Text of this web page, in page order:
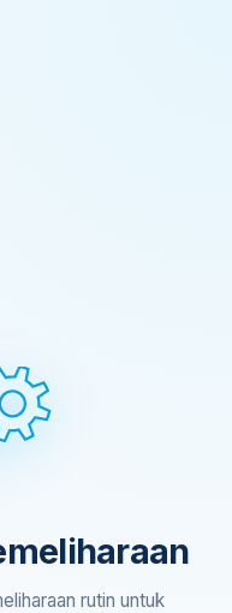
rutin untuk